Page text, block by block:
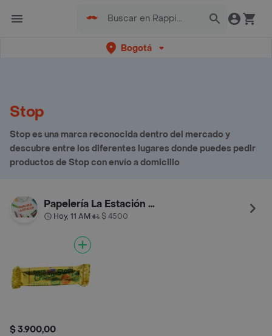
Bogotá
Stop
Stop es una marca reconocida dentro del mercado y
descubre entre los diferentes lugares donde puedes pedir
productos de Stop con envío a domicilio
Papelería La Estación De Suba
Hoy, 11 AM• $ 4500
$ 3.900,00